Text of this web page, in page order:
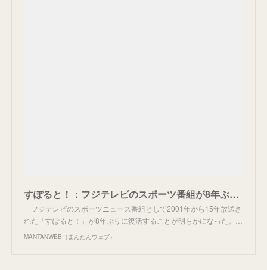
すぽると！：フジテレビのスポーツ番組が8年ぶりに復活 千鳥を起用も、大悟「大谷選手に会えたら辞めます」 - MANTANWEB（まんたんウェブ）
フジテレビのスポーツニュース番組として2001年から15年放送さ
れた「すぽると！」が8年ぶりに復活することが明らかになった。…
MANTANWEB（まんたんウェブ）